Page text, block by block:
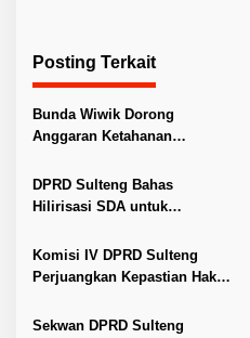
a
s
i
p
o
s
Posting Terkait
Bunda Wiwik Dorong
Anggaran Ketahanan
DPRD Sulteng Bahas
Hilirisasi SDA untuk
Komisi IV DPRD Sulteng
Perjuangkan Kepastian Hak
Sekwan DPRD Sulteng